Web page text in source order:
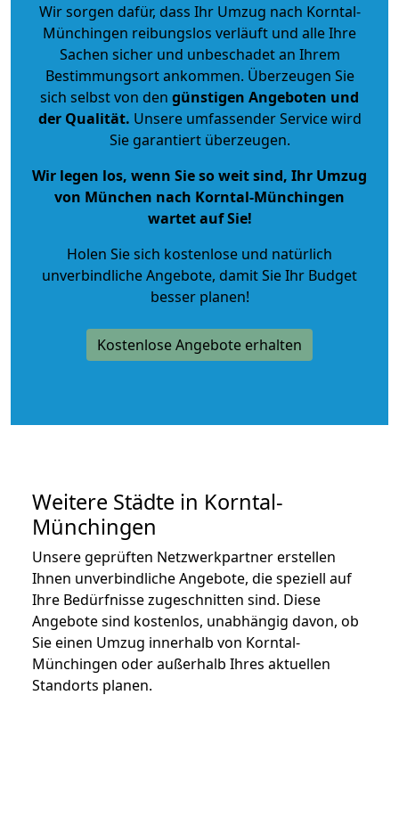
Wir sorgen dafür, dass Ihr Umzug nach Korntal-
Münchingen reibungslos verläuft und alle Ihre
Sachen sicher und unbeschadet an Ihrem
Bestimmungsort ankommen. Überzeugen Sie
sich selbst von den günstigen Angeboten und
der Qualität. Unsere umfassender Service wird
Sie garantiert überzeugen.
Wir legen los, wenn Sie so weit sind, Ihr Umzug
von München nach Korntal-Münchingen
wartet auf Sie!
Holen Sie sich kostenlose und natürlich
unverbindliche Angebote, damit Sie Ihr Budget
besser planen!
Kostenlose Angebote erhalten
Weitere Städte in Korntal-
Münchingen
Unsere geprüften Netzwerkpartner erstellen
Ihnen unverbindliche Angebote, die speziell auf
Ihre Bedürfnisse zugeschnitten sind. Diese
Angebote sind kostenlos, unabhängig davon, ob
Sie einen Umzug innerhalb von Korntal-
Münchingen oder außerhalb Ihres aktuellen
Standorts planen.